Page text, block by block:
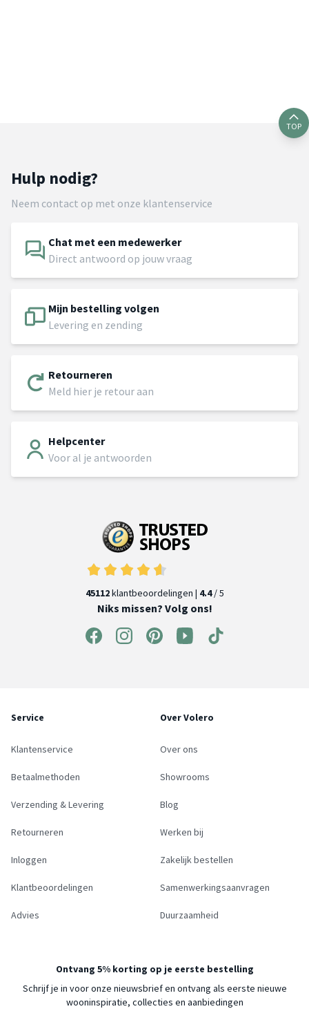
TOP
Hulp nodig?
Neem contact op met onze klantenservice
Chat met een medewerker
Direct antwoord op jouw vraag
Mijn bestelling volgen
Levering en zending
Retourneren
Meld hier je retour aan
Helpcenter
Voor al je antwoorden
45112klantbeoordelingen | 4.4/ 5
Niks missen? Volg ons!
Service
Klantenservice
Betaalmethoden
Verzending & Levering
Retourneren
Inloggen
Klantbeoordelingen
Advies
Over Volero
Over ons
Showrooms
Blog
Werken bij
Zakelijk bestellen
Samenwerkingsaanvragen
Duurzaamheid
Ontvang 5% korting op je eerste bestelling
Schrijf je in voor onze nieuwsbrief en ontvang als eerste nieuwe
wooninspiratie, collecties en aanbiedingen